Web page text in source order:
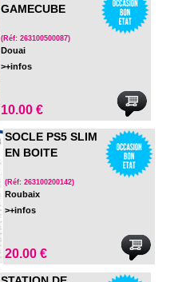
GAMECUBE
(Réf: 263100500087)
Douai
>+infos
10.00 €
SOCLE PS5 SLIM
EN BOITE
(Réf: 263100200142)
Roubaix
>+infos
20.00 €